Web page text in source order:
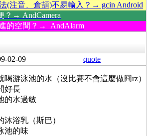
(注音、倉頡)不易輸入？→ gcin Android
？→ AndCamera
的空間？→ AndAlarm
02-09 quote
游泳池的水（沒比賽不會這麼做冏rz）
好長
的水過敏
浴乳（斯巴）
池的味